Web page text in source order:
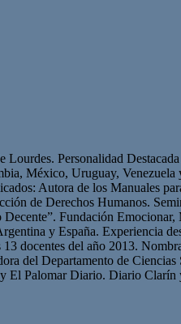
Personalidad
México, Uruguay,
Autora de los Manuales
de Derechos Humanos.
Fundación
y España. Experiencia
docentes del año 2013.
del Departamento de
Palomar Diario. Diario